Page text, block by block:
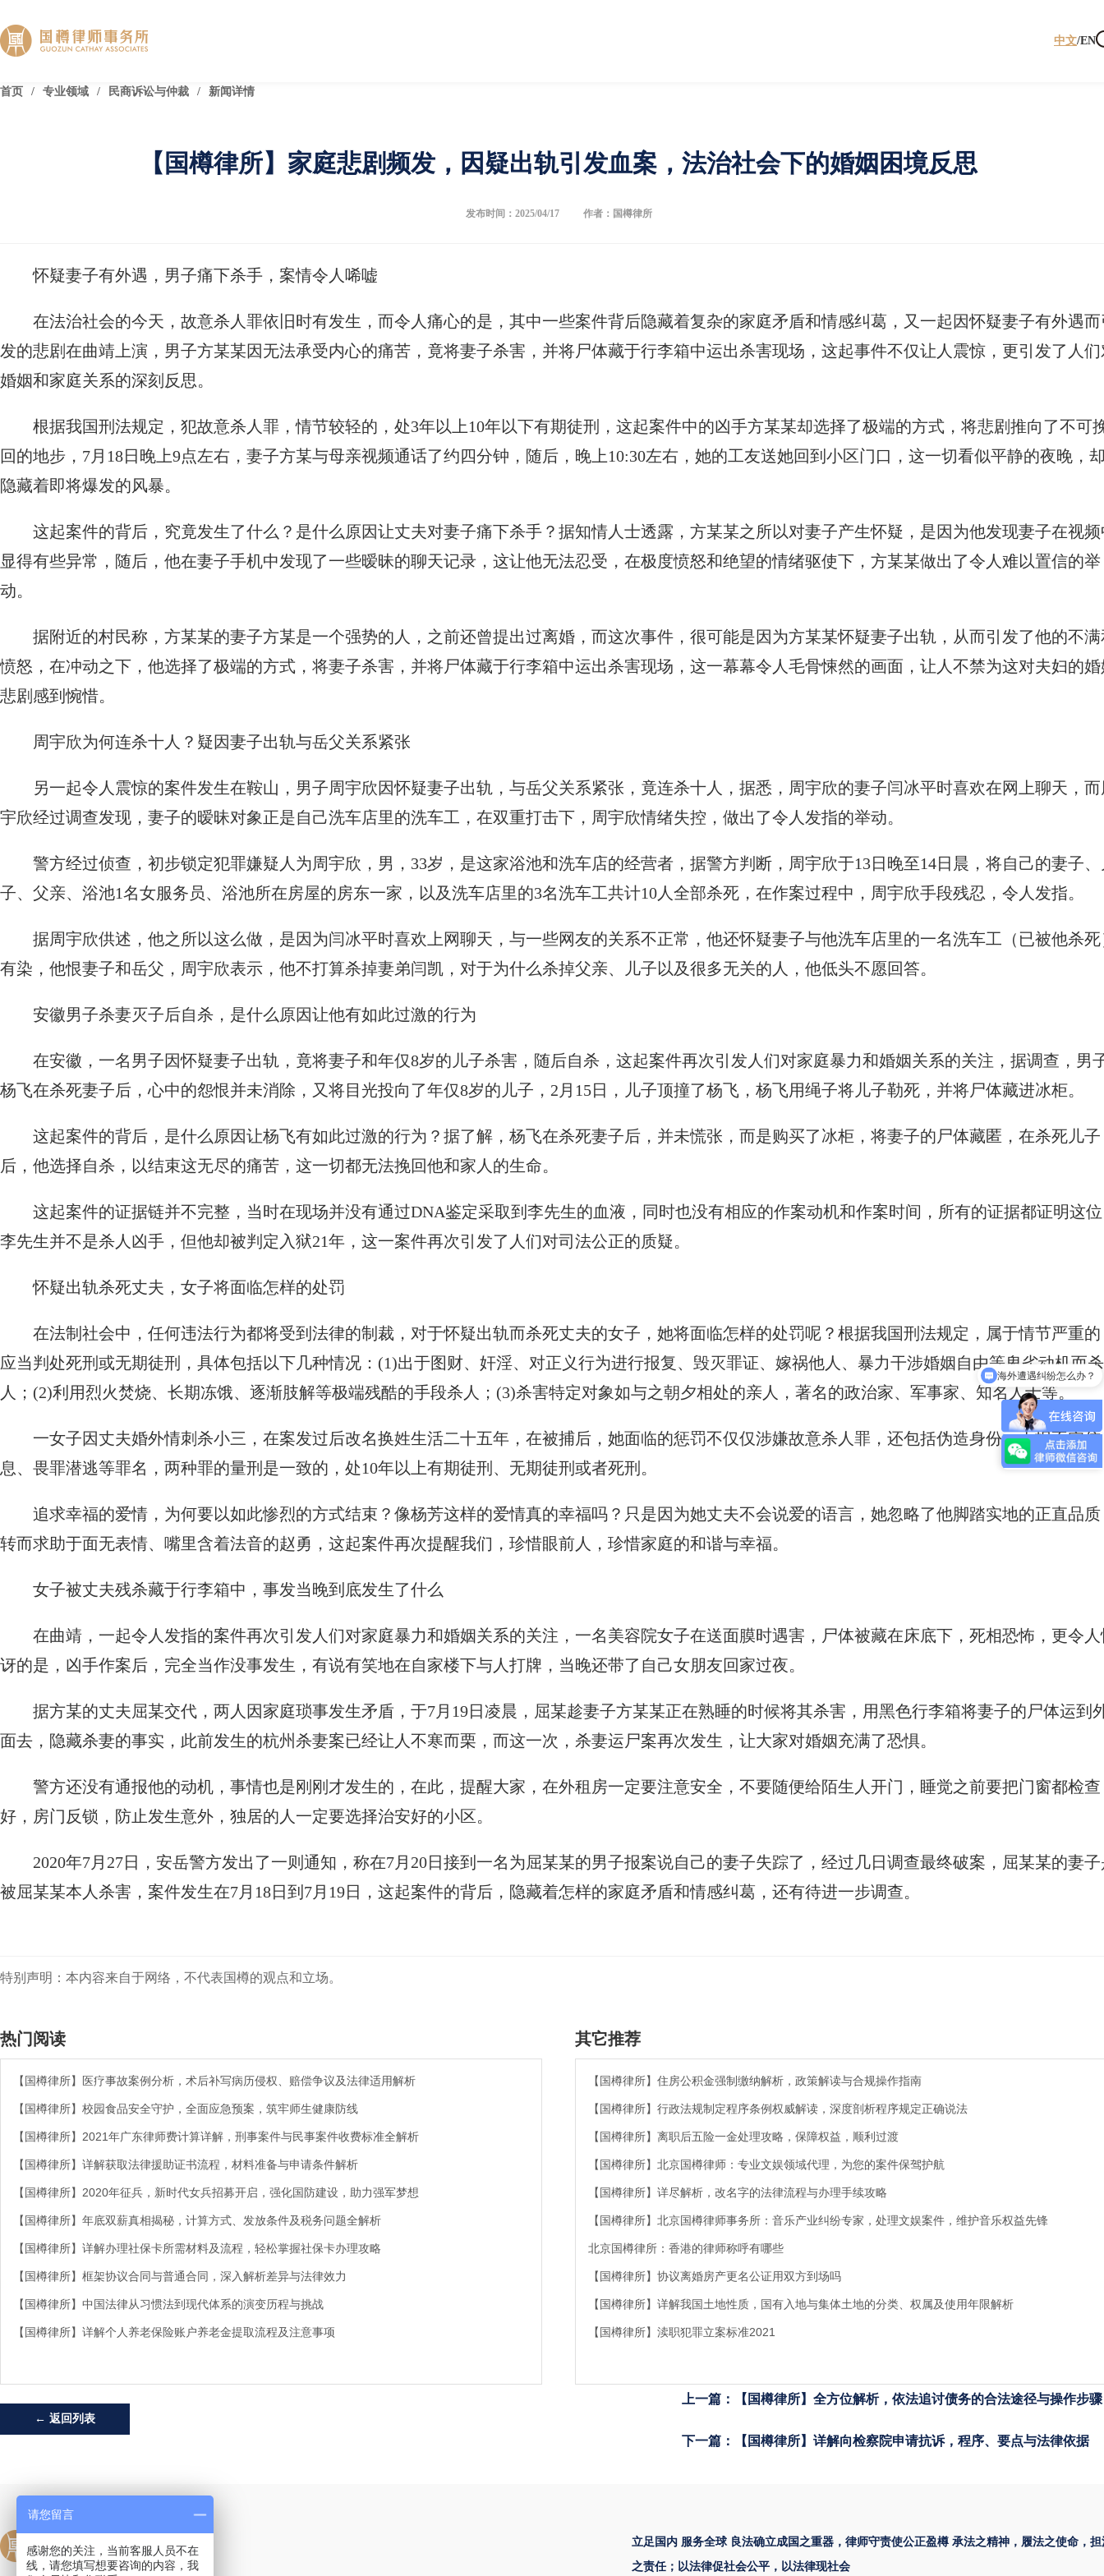
中文/EN
首页 / 专业领域 / 民商诉讼与仲裁 / 新闻详情
【国樽律所】家庭悲剧频发，因疑出轨引发血案，法治社会下的婚姻困境反思
发布时间：2025/04/17 作者：国樽律所
怀疑妻子有外遇，男子痛下杀手，案情令人唏嘘
在法治社会的今天，故意杀人罪依旧时有发生，而令人痛心的是，其中一些案件背后隐藏着复杂的家庭矛盾和情感纠葛，又一起因怀疑妻子有外遇而
发的悲剧在曲靖上演，男子方某某因无法承受内心的痛苦，竟将妻子杀害，并将尸体藏于行李箱中运出杀害现场，这起事件不仅让人震惊，更引发了人们
婚姻和家庭关系的深刻反思。
根据我国刑法规定，犯故意杀人罪，情节较轻的，处3年以上10年以下有期徒刑，这起案件中的凶手方某某却选择了极端的方式，将悲剧推向了不可
回的地步，7月18日晚上9点左右，妻子方某与母亲视频通话了约四分钟，随后，晚上10:30左右，她的工友送她回到小区门口，这一切看似平静的夜晚，
隐藏着即将爆发的风暴。
这起案件的背后，究竟发生了什么？是什么原因让丈夫对妻子痛下杀手？据知情人士透露，方某某之所以对妻子产生怀疑，是因为他发现妻子在视频
显得有些异常，随后，他在妻子手机中发现了一些暧昧的聊天记录，这让他无法忍受，在极度愤怒和绝望的情绪驱使下，方某某做出了令人难以置信的举
动。
据附近的村民称，方某某的妻子方某是一个强势的人，之前还曾提出过离婚，而这次事件，很可能是因为方某某怀疑妻子出轨，从而引发了他的不满
愤怒，在冲动之下，他选择了极端的方式，将妻子杀害，并将尸体藏于行李箱中运出杀害现场，这一幕幕令人毛骨悚然的画面，让人不禁为这对夫妇的婚
悲剧感到惋惜。
周宇欣为何连杀十人？疑因妻子出轨与岳父关系紧张
另一起令人震惊的案件发生在鞍山，男子周宇欣因怀疑妻子出轨，与岳父关系紧张，竟连杀十人，据悉，周宇欣的妻子闫冰平时喜欢在网上聊天，而
宇欣经过调查发现，妻子的暧昧对象正是自己洗车店里的洗车工，在双重打击下，周宇欣情绪失控，做出了令人发指的举动。
警方经过侦查，初步锁定犯罪嫌疑人为周宇欣，男，33岁，是这家浴池和洗车店的经营者，据警方判断，周宇欣于13日晚至14日晨，将自己的妻子、
子、父亲、浴池1名女服务员、浴池所在房屋的房东一家，以及洗车店里的3名洗车工共计10人全部杀死，在作案过程中，周宇欣手段残忍，令人发指。
据周宇欣供述，他之所以这么做，是因为闫冰平时喜欢上网聊天，与一些网友的关系不正常，他还怀疑妻子与他洗车店里的一名洗车工（已被他杀死
有染，他恨妻子和岳父，周宇欣表示，他不打算杀掉妻弟闫凯，对于为什么杀掉父亲、儿子以及很多无关的人，他低头不愿回答。
安徽男子杀妻灭子后自杀，是什么原因让他有如此过激的行为
在安徽，一名男子因怀疑妻子出轨，竟将妻子和年仅8岁的儿子杀害，随后自杀，这起案件再次引发人们对家庭暴力和婚姻关系的关注，据调查，男
杨飞在杀死妻子后，心中的怨恨并未消除，又将目光投向了年仅8岁的儿子，2月15日，儿子顶撞了杨飞，杨飞用绳子将儿子勒死，并将尸体藏进冰柜。
这起案件的背后，是什么原因让杨飞有如此过激的行为？据了解，杨飞在杀死妻子后，并未慌张，而是购买了冰柜，将妻子的尸体藏匿，在杀死儿子
后，他选择自杀，以结束这无尽的痛苦，这一切都无法挽回他和家人的生命。
这起案件的证据链并不完整，当时在现场并没有通过DNA鉴定采取到李先生的血液，同时也没有相应的作案动机和作案时间，所有的证据都证明这位
李先生并不是杀人凶手，但他却被判定入狱21年，这一案件再次引发了人们对司法公正的质疑。
怀疑出轨杀死丈夫，女子将面临怎样的处罚
在法制社会中，任何违法行为都将受到法律的制裁，对于怀疑出轨而杀死丈夫的女子，她将面临怎样的处罚呢？根据我国刑法规定，属于情节严重的
应当判处死刑或无期徒刑，具体包括以下几种情况：(1)出于图财、奸淫、对正义行为进行报复、毁灭罪证、嫁祸他人、暴力干涉婚姻自由等卑劣动机而杀
人；(2)利用烈火焚烧、长期冻饿、逐渐肢解等极端残酷的手段杀人；(3)杀害特定对象如与之朝夕相处的亲人，著名的政治家、军事家、知名人士等。
一女子因丈夫婚外情刺杀小三，在案发过后改名换姓生活二十五年，在被捕后，她面临的惩罚不仅仅涉嫌故意杀人罪，还包括伪造身份、上报不实信
息、畏罪潜逃等罪名，两种罪的量刑是一致的，处10年以上有期徒刑、无期徒刑或者死刑。
追求幸福的爱情，为何要以如此惨烈的方式结束？像杨芳这样的爱情真的幸福吗？只是因为她丈夫不会说爱的语言，她忽略了他脚踏实地的正直品质
转而求助于面无表情、嘴里含着法音的赵勇，这起案件再次提醒我们，珍惜眼前人，珍惜家庭的和谐与幸福。
女子被丈夫残杀藏于行李箱中，事发当晚到底发生了什么
在曲靖，一起令人发指的案件再次引发人们对家庭暴力和婚姻关系的关注，一名美容院女子在送面膜时遇害，尸体被藏在床底下，死相恐怖，更令人
讶的是，凶手作案后，完全当作没事发生，有说有笑地在自家楼下与人打牌，当晚还带了自己女朋友回家过夜。
据方某的丈夫屈某交代，两人因家庭琐事发生矛盾，于7月19日凌晨，屈某趁妻子方某某正在熟睡的时候将其杀害，用黑色行李箱将妻子的尸体运到
面去，隐藏杀妻的事实，此前发生的杭州杀妻案已经让人不寒而栗，而这一次，杀妻运尸案再次发生，让大家对婚姻充满了恐惧。
警方还没有通报他的动机，事情也是刚刚才发生的，在此，提醒大家，在外租房一定要注意安全，不要随便给陌生人开门，睡觉之前要把门窗都检查
好，房门反锁，防止发生意外，独居的人一定要选择治安好的小区。
2020年7月27日，安岳警方发出了一则通知，称在7月20日接到一名为屈某某的男子报案说自己的妻子失踪了，经过几日调查最终破案，屈某某的妻
被屈某某本人杀害，案件发生在7月18日到7月19日，这起案件的背后，隐藏着怎样的家庭矛盾和情感纠葛，还有待进一步调查。
特别声明：本内容来自于网络，不代表国樽的观点和立场。
热门阅读
【国樽律所】医疗事故案例分析，术后补写病历侵权、赔偿争议及法律适用解析
【国樽律所】校园食品安全守护，全面应急预案，筑牢师生健康防线
【国樽律所】2021年广东律师费计算详解，刑事案件与民事案件收费标准全解析
【国樽律所】详解获取法律援助证书流程，材料准备与申请条件解析
【国樽律所】2020年征兵，新时代女兵招募开启，强化国防建设，助力强军梦想
【国樽律所】年底双薪真相揭秘，计算方式、发放条件及税务问题全解析
【国樽律所】详解办理社保卡所需材料及流程，轻松掌握社保卡办理攻略
【国樽律所】框架协议合同与普通合同，深入解析差异与法律效力
【国樽律所】中国法律从习惯法到现代体系的演变历程与挑战
【国樽律所】详解个人养老保险账户养老金提取流程及注意事项
其它推荐
【国樽律所】住房公积金强制缴纳解析，政策解读与合规操作指南
【国樽律所】行政法规制定程序条例权威解读，深度剖析程序规定正确说法
【国樽律所】离职后五险一金处理攻略，保障权益，顺利过渡
【国樽律所】北京国樽律师：专业文娱领域代理，为您的案件保驾护航
【国樽律所】详尽解析，改名字的法律流程与办理手续攻略
【国樽律所】北京国樽律师事务所：音乐产业纠纷专家，处理文娱案件，维护音乐权益先锋
北京国樽律所：香港的律师称呼有哪些
【国樽律所】协议离婚房产更名公证用双方到场吗
【国樽律所】详解我国土地性质，国有入地与集体土地的分类、权属及使用年限解析
【国樽律所】渎职犯罪立案标准2021
← 返回列表
上一篇：【国樽律所】全方位解析，依法追讨债务的合法途径与操作步骤
下一篇：【国樽律所】详解向检察院申请抗诉，程序、要点与法律依据
立足国内 服务全球 良法确立成国之重器，律师守责使公正盈樽 承法之精神，履法之使命，担
之责任；以法律促社会公平，以法律现社会
请涉外律师需要多少费用？
请您留言
感谢您的关注，当前客服人员不在
线，请您填写想要咨询的内容，我